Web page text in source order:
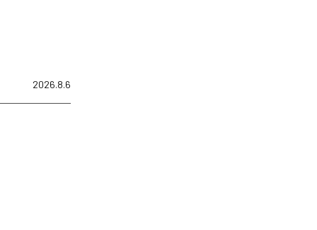
2026.8.6